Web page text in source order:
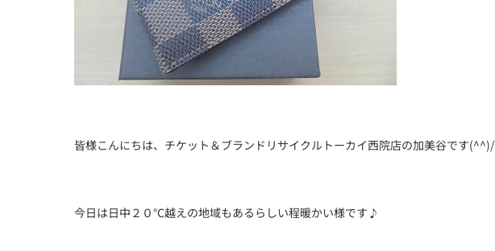
皆様こんにちは、チケット＆ブランドリサイクルトーカイ西院店の加美谷です(^^)/
今日は日中２０℃越えの地域もあるらしい程暖かい様です♪